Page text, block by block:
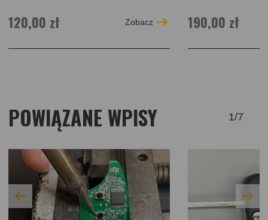
120,00 zł
Zobacz 190,00 zł
POWIĄZANE WPISY 1/7